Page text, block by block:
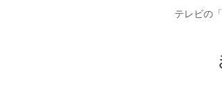
テレビの